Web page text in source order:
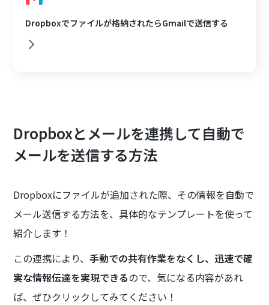
Dropboxでファイルが格納されたらGmailで送信する
Dropboxとメールを連携して自動で
メールを送信する方法
Dropboxにファイルが追加された際、その情報を自動で
メール送信する方法を、具体的なテンプレートを使って
紹介します！
この連携により、手動での共有作業をなくし、迅速で確
実な情報伝達を実現できるので、気になる内容があれ
ば、ぜひクリックしてみてください！